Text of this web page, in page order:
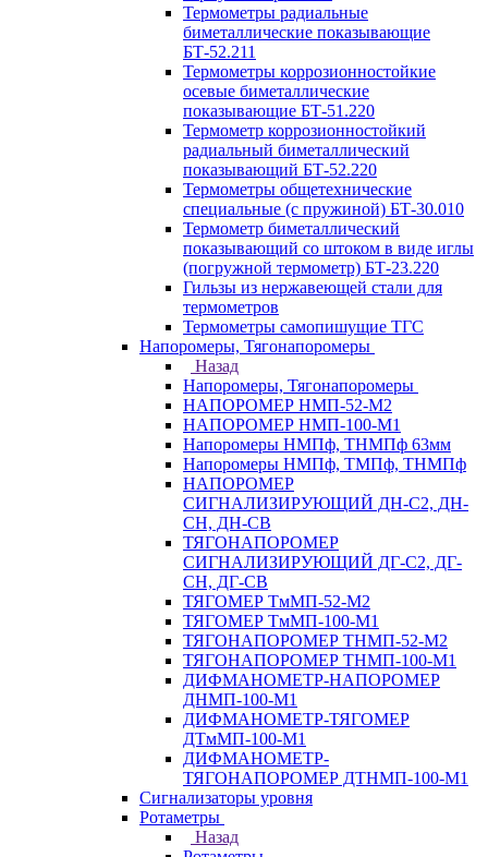
Термометры радиальные
биметаллические показывающие
БТ-52.211
Термометры коррозионностойкие
осевые биметаллические
показывающие БТ-51.220
Термометр коррозионностойкий
радиальный биметаллический
показывающий БТ-52.220
Термометры общетехнические
специальные (с пружиной) БТ-30.010
Термометр биметаллический
показывающий со штоком в виде иглы
(погружной термометр) БТ-23.220
Гильзы из нержавеющей стали для
термометров
Термометры самопишущие ТГС
Напоромеры, Тягонапоромеры
Назад
Напоромеры, Тягонапоромеры
НАПОРОМЕР НМП-52-М2
НАПОРОМЕР НМП-100-М1
Напоромеры НМПф, ТНМПф 63мм
Напоромеры НМПф, ТМПф, ТНМПф
НАПОРОМЕР
СИГНАЛИЗИРУЮЩИЙ ДН-С2, ДН-
СН, ДН-СВ
ТЯГОНАПОРОМЕР
СИГНАЛИЗИРУЮЩИЙ ДГ-С2, ДГ-
СН, ДГ-СВ
ТЯГОМЕР ТмМП-52-М2
ТЯГОМЕР ТмМП-100-М1
ТЯГОНАПОРОМЕР ТНМП-52-М2
ТЯГОНАПОРОМЕР ТНМП-100-М1
ДИФМАНОМЕТР-НАПОРОМЕР
ДНМП-100-М1
ДИФМАНОМЕТР-ТЯГОМЕР
ДТмМП-100-М1
ДИФМАНОМЕТР-
ТЯГОНАПОРОМЕР ДТНМП-100-М1
Сигнализаторы уровня
Ротаметры
Назад